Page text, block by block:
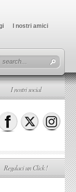
I nostri amici
I nostri social
Regalaci un Click !